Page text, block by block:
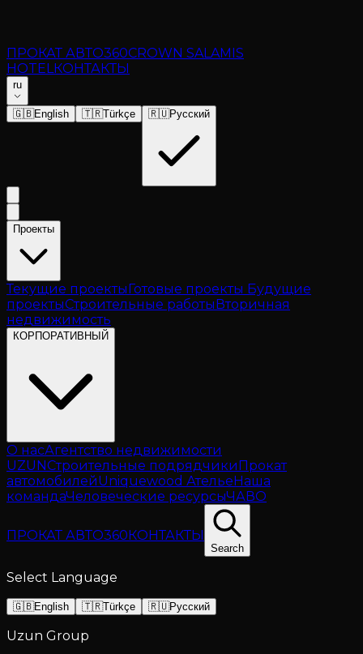
ПРОКАТ АВТО360CROWN SALAMIS
HOTELКОНТАКТЫ
ru
🇬🇧English 🇹🇷Türkçe 🇷🇺Русский
Проекты
Текущие проектыГотовые проекты Будущие
проектыСтроительные работыВторичная
недвижимость
КОРПОРАТИВНЫЙ
О насАгентство недвижимости
UZUNСтроительные подрядчикиПрокат
автомобилейUniquewood АтельеНаша
командаЧеловеческие ресурсыЧАВО
ПРОКАТ АВТО360КОНТАКТЫ
Search
Select Language
🇬🇧English 🇹🇷Türkçe 🇷🇺Русский
Uzun Group